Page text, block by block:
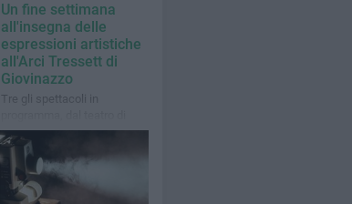
Un fine settimana
all'insegna delle
espressioni artistiche
all'Arci Tressett di
Giovinazzo
Tre gli spettacoli in
prosa, all'animazione per
bambini, fino alla
videopoesia